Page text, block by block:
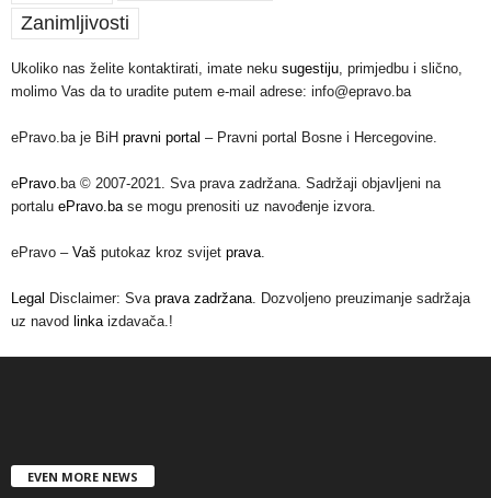
Zanimljivosti
Ukoliko nas želite kontaktirati, imate neku sugestiju , primjedbu i slično,
molimo Vas da to uradite putem e-mail adrese: info@epravo.ba
ePravo.ba je BiH pravni portal – Pravni portal Bosne i Hercegovine.
ePravo .ba © 2007-2021. Sva prava zadržana. Sadržaji objavljeni na
portalu ePravo.ba se mogu prenositi uz navođenje izvora.
ePravo – Vaš putokaz kroz svijet prava
Legal Disclaimer: Sva prava zadržana . Dozvoljeno preuzimanje sadržaja
uz navod linka izdavača.!
EVEN MORE NEWS